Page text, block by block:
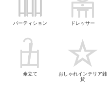
パーティション ドレッサー
傘立て
おしゃれインテリア雑
貨